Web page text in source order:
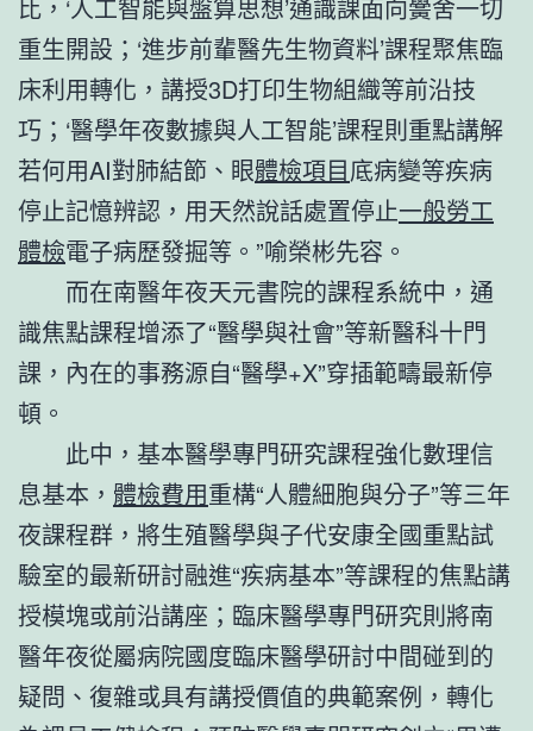
比，‘人工智能與盤算思想’通識課面向黌舍一切
重生開設；‘進步前輩醫先生物資料’課程聚焦臨
床利用轉化，講授3D打印生物組織等前沿技
巧；‘醫學年夜數據與人工智能’課程則重點講解
若何用AI對肺結節、眼體檢項目底病變等疾病
停止記憶辨認，用天然說話處置停止一般勞工
體檢電子病歷發掘等。”喻榮彬先容。
而在南醫年夜天元書院的課程系統中，通
識焦點課程增添了“醫學與社會”等新醫科十門
課，內在的事務源自“醫學+X”穿插範疇最新停
頓。
此中，基本醫學專門研究課程強化數理信
息基本， 體檢費用重構“人體細胞與分子”等三年
夜課程群，將生殖醫學與子代安康全國重點試
驗室的最新研討融進“疾病基本”等課程的焦點講
授模塊或前沿講座；臨床醫學專門研究則將南
醫年夜從屬病院國度臨床醫學研討中間碰到的
疑問、復雜或具有講授價值的典範案例，轉化